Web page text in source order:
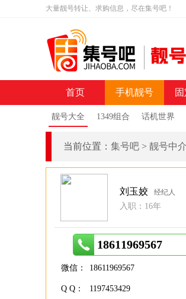
大量靓号转让、求购信息，尽在集号吧！
首页 手机靓号
靓号大全 1349组合 话机世界
当前位置： 集号吧 > 靓号中介
刘玉姣 经纪人
入职：16年
18611969567
微信： 18611969567
Q Q： 1197453429